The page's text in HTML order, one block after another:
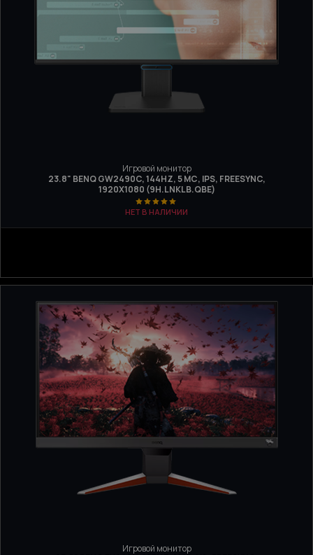
Игровой монитор
23.8" BENQ GW2490C, 144HZ, 5 МС, IPS, FREESYNC,
1920Х1080 (9H.LNKLB.QBE)
НЕТ В НАЛИЧИИ
Игровой монитор